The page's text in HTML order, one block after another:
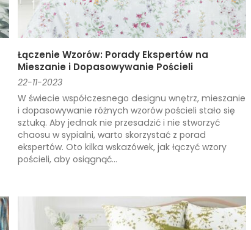
Łączenie Wzorów: Porady Ekspertów na
Mieszanie i Dopasowywanie Pościeli
22-11-2023
W świecie współczesnego designu wnętrz, mieszanie
i dopasowywanie różnych wzorów pościeli stało się
sztuką. Aby jednak nie przesadzić i nie stworzyć
chaosu w sypialni, warto skorzystać z porad
ekspertów. Oto kilka wskazówek, jak łączyć wzory
pościeli, aby osiągnąć...